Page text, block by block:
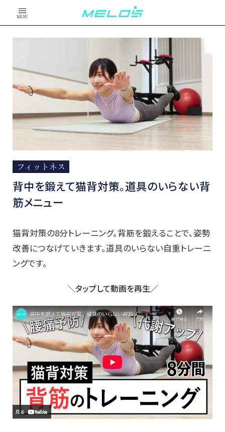
MENU
フィットネス
背中を鍛えて猫背対策。道具のいらない背
筋メニュー
猫背対策の8分トレーニング。背筋を鍛えることで、姿勢
改善につなげていきます。道具のいらない自重トレーニ
ングです。
＼タップして動画を再生／